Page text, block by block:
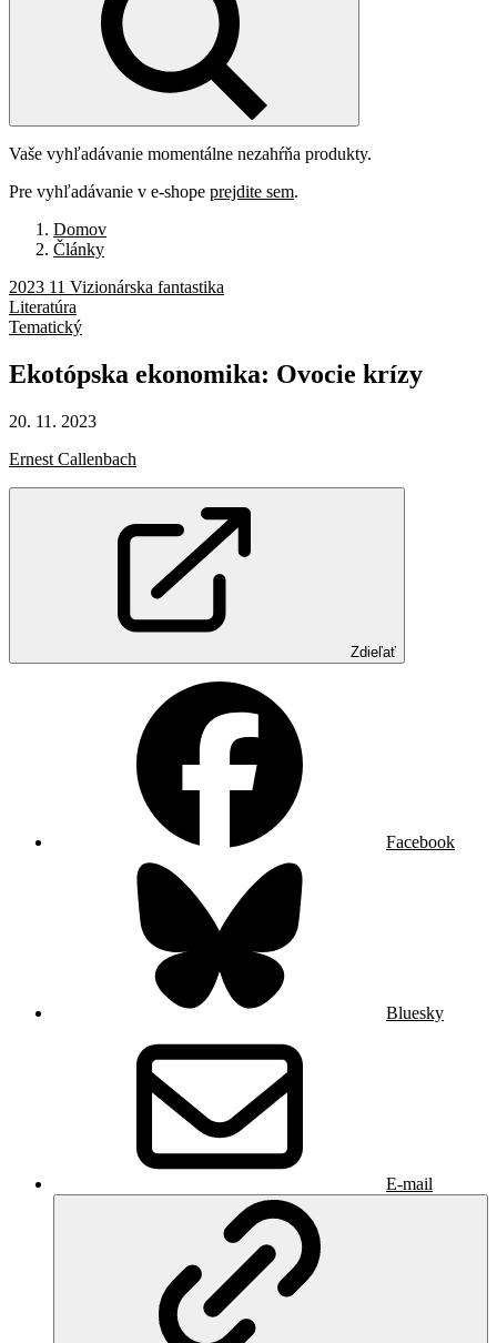
Vaše vyhľadávanie momentálne nezahŕňa produkty.
Pre vyhľadávanie v e-shope prejdite sem.
Domov
Články
2023 11 Vizionárska fantastika
Literatúra
Tematický
Ekotópska ekonomika: Ovocie krízy
20. 11. 2023
Ernest Callenbach
Zdieľať
Facebook
Bluesky
E-mail